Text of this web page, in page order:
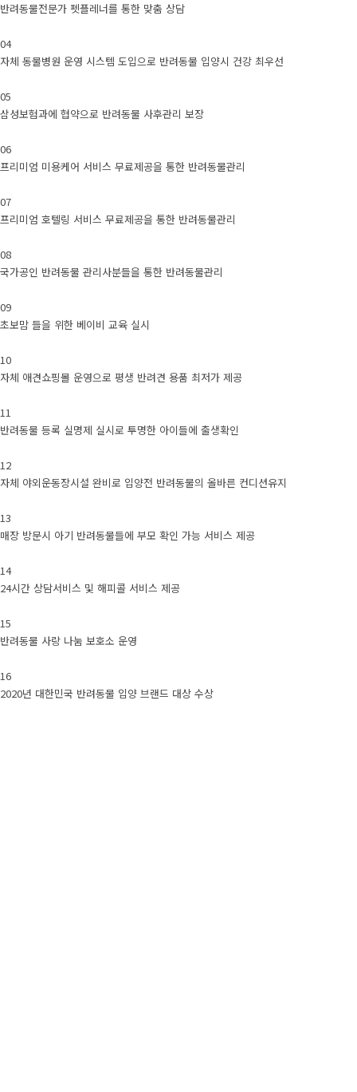
반려동물전문가 펫플레너를 통한 맞춤 상담
04
자체 동물병원 운영 시스템 도입으로 반려동물 입양시 건강 최우선
05
삼성보험과에 협약으로 반려동물 사후관리 보장
06
프리미엄 미용케어 서비스 무료제공을 통한 반려동물관리
07
프리미엄 호텔링 서비스 무료제공을 통한 반려동물관리
08
국가공인 반려동물 관리사분들을 통한 반려동물관리
09
초보맘 들을 위한 베이비 교육 실시
10
자체 애견쇼핑몰 운영으로 평생 반려견 용품 최저가 제공
11
반려동물 등록 실명제 실시로 투명한 아이들에 출생확인
12
자체 야외운동장시설 완비로 입양전 반려동물의 올바른 컨디션유지
13
매장 방문시 아기 반려동물들에 부모 확인 가능 서비스 제공
14
24시간 상담서비스 및 해피콜 서비스 제공
15
반려동물 사랑 나눔 보호소 운영
16
2020년 대한민국 반려동물 입양 브랜드 대상 수상